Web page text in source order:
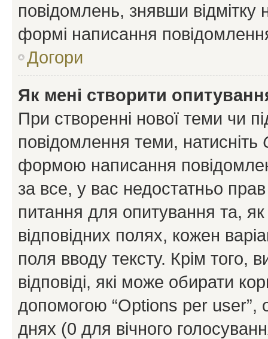
повідомлень, знявши відмітку
формі написання
Догори
Як мені створити
При створенні нової теми чи
повідомлення теми, натисніть
формою написання
за все, у вас недостатньо
питання для опитування та, як
відповідних полях, кожен
поля вводу тексту. Крім того,
відповіді, які може обирати
допомогою “Options per user”,
днях (0 для вічного